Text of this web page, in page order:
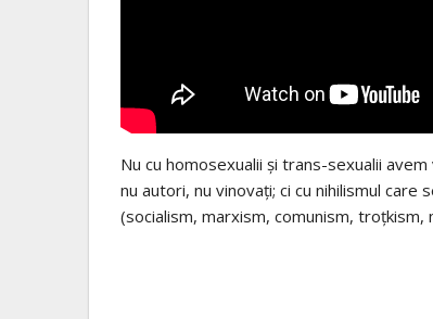
Nu cu homosexualii și trans-sexualii
nu autori, nu vinovați; ci cu nihilismul
(socialism, marxism, comunism, troțkism,